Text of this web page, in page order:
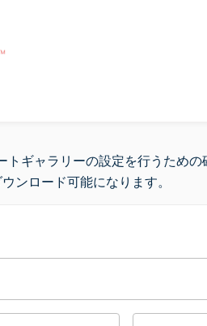
トギャラリーの設定を行うための
ンロード可能になります。